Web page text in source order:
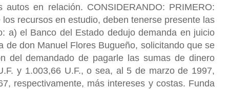
en relación. CONSIDERANDO: PRIMERO:
recursos en estudio, deben tenerse presente las
a) el Banco del Estado dedujo demanda en juicio
de don Manuel Flores Bugueño, solicitando que se
del demandado de pagarle las sumas de dinero
y 1.003,66 U.F., o sea, al 5 de marzo de 1997,
respectivamente, más intereses y costas. Funda